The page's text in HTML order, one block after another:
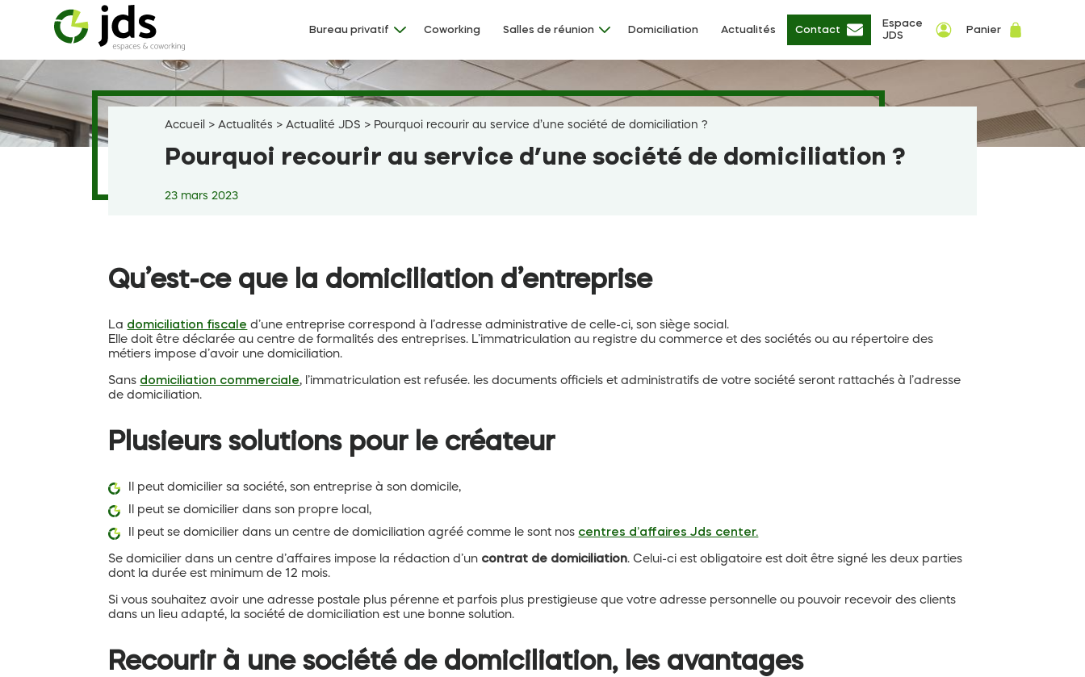
Bureau privatif Coworking Salles de réunion Domiciliation Actualités Contact
Espace
JDS
Panier
Accueil >Actualités >Actualité JDS > Pourquoi recourir au service d’une société de domiciliation ?
Pourquoi recourir au service d’une société de domiciliation ?
23 mars 2023
Qu’est-ce que la domiciliation d’entreprise
La domiciliation fiscale d’une entreprise correspond à l’adresse administrative de celle-ci, son siège social.
Elle doit être déclarée au centre de formalités des entreprises. L’immatriculation au registre du commerce et des sociétés ou au répertoire des
métiers impose d’avoir une domiciliation.
Sans domiciliation commerciale, l’immatriculation est refusée. les documents officiels et administratifs de votre société seront rattachés à l’adresse
de domiciliation.
Plusieurs solutions pour le créateur
Il peut domicilier sa société, son entreprise à son domicile,
Il peut se domicilier dans son propre local,
Il peut se domicilier dans un centre de domiciliation agréé comme le sont nos centres d’affaires Jds center.
Se domicilier dans un centre d’affaires impose la rédaction d’un contrat de domiciliation. Celui-ci est obligatoire est doit être signé les deux parties
dont la durée est minimum de 12 mois.
Si vous souhaitez avoir une adresse postale plus pérenne et parfois plus prestigieuse que votre adresse personnelle ou pouvoir recevoir des clients
dans un lieu adapté, la société de domiciliation est une bonne solution.
Recourir à une société de domiciliation, les avantages